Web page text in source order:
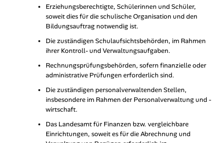
Erziehungsberechtigte, Schülerinnen und Schüler,
soweit dies für die schulische Organisation und den
Bildungsauftrag notwendig ist.
Die zuständigen Schulaufsichtsbehörden, im Rahmen
ihrer Kontroll- und Verwaltungsaufgaben.
Rechnungsprüfungsbehörden, sofern finanzielle oder
administrative Prüfungen erforderlich sind.
Die zuständigen personalverwaltenden Stellen,
insbesondere im Rahmen der Personalverwaltung und -
wirtschaft.
Das Landesamt für Finanzen bzw. vergleichbare
Einrichtungen, soweit es für die Abrechnung und